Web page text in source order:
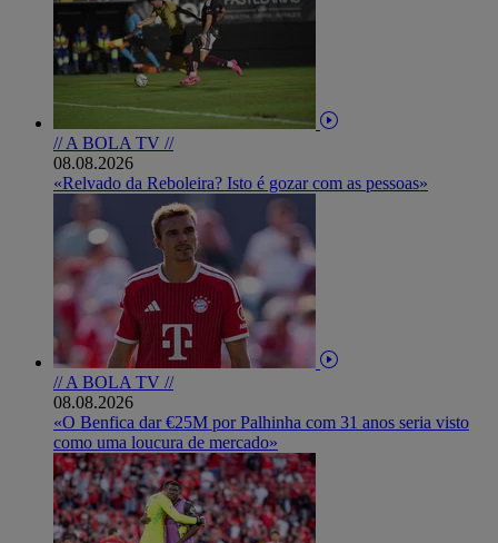
// A BOLA TV //
08.08.2026
«Relvado da Reboleira? Isto é gozar com as pessoas»
// A BOLA TV //
08.08.2026
«O Benfica dar €25M por Palhinha com 31 anos seria visto
como uma loucura de mercado»